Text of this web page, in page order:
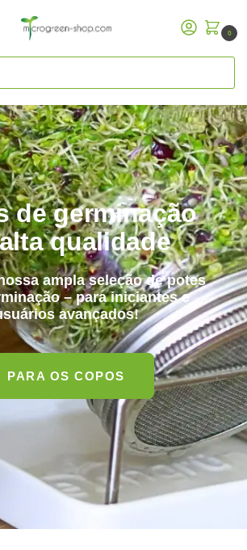
0
de germinação
qualidade
ampla seleção de potes
– para iniciantes e
avançados!
PARA OS COPOS